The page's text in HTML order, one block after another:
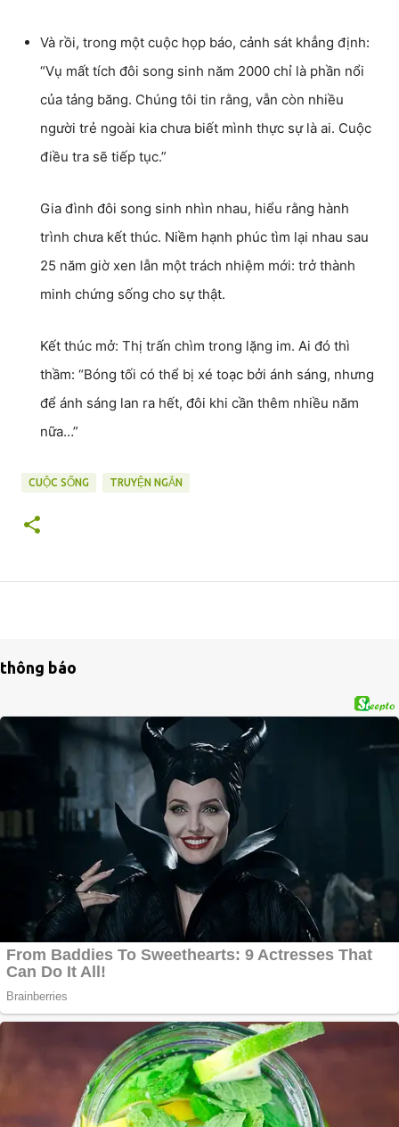
Và rồi, trong một cuộc họp báo, cảnh sát khẳng định:
“Vụ mất tích đôi song sinh năm 2000 chỉ là phần nổi
của tảng băng. Chúng tôi tin rằng, vẫn còn nhiều
người trẻ ngoài kia chưa biết mình thực sự là ai. Cuộc
điều tra sẽ tiếp tục.”
Gia đình đôi song sinh nhìn nhau, hiểu rằng hành
trình chưa kết thúc. Niềm hạnh phúc tìm lại nhau sau
25 năm giờ xen lẫn một trách nhiệm mới: trở thành
minh chứng sống cho sự thật.
Kết thúc mở: Thị trấn chìm trong lặng im. Ai đó thì
thầm: “Bóng tối có thể bị xé toạc bởi ánh sáng, nhưng
để ánh sáng lan ra hết, đôi khi cần thêm nhiều năm
nữa…”
CUỘC SỐNG TRUYỆN NGẮN
thông báo